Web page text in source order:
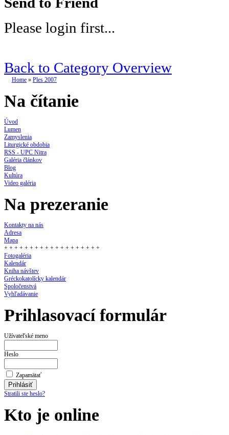
Please login first...
Back to Category Overview
Home » Ples 2007
Na čítanie
Úvod
Lumen
Zamyslenia
Liturgické obdobia
RSS - UPC Nitra
Galéria článkov
Blog
Kultúra
Video galéria
Na prezeranie
Kontakty na nás
Adresa
Mapa
+ + + + + + + + + + + + + + + + + + +
Fotogaléria
Kalendár
Kniha návštev
Gréckokatolícky kalendár
Spoločenstvá
Vyhľadávanie
Prihlasovací formulár
Užívateľské meno
Heslo
Zapamätať
Stratili ste heslo?
Kto je online